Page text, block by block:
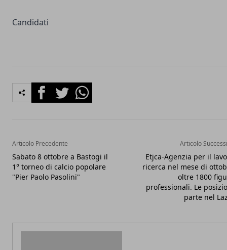
Candidati
FacebookTwitterWhatsapp
Articolo Precedente
Sabato 8 ottobre a Bastogi il
1° torneo di calcio popolare
"Pier Paolo Pasolini"
Articolo
Etjca-Agenzia per il
ricerca nel mese di
oltre 1800
professionali. Le
parte nel